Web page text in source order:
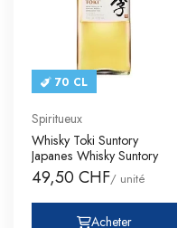
70 CL
Spiritueux
Whisky Toki Suntory
Japanes Whisky Suntory
49,50 CHF/ unité
Acheter